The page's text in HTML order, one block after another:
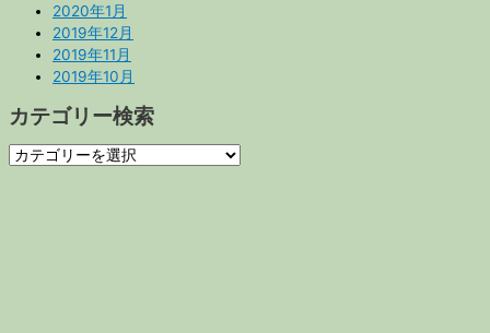
2020年1月
2019年12月
2019年11月
2019年10月
カテゴリー検索
カ